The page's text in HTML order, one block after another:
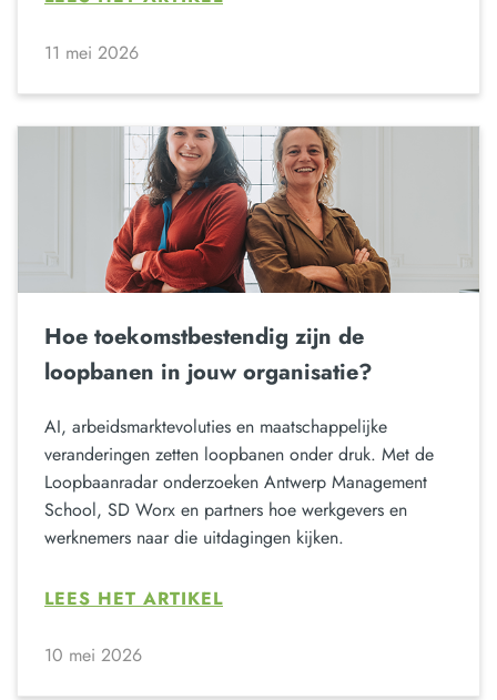
11 mei 2026
Hoe toekomstbestendig zijn de
loopbanen in jouw organisatie?
AI, arbeidsmarktevoluties en maatschappelijke
veranderingen zetten loopbanen onder druk. Met de
Loopbaanradar onderzoeken Antwerp Management
School, SD Worx en partners hoe werkgevers en
werknemers naar die uitdagingen kijken.
LEES HET ARTIKEL
10 mei 2026